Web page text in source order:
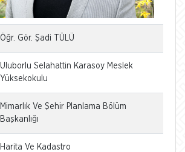
Öğr. Gör. Şadi TÜLÜ
Uluborlu Selahattin Karasoy Meslek
Yüksekokulu
Mimarlık Ve Şehir Planlama Bölüm
Başkanlığı
Harita Ve Kadastro